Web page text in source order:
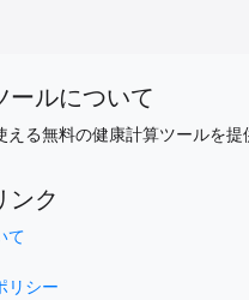
ールについて
える無料の健康計算ツールを提
ンク
て
リシー